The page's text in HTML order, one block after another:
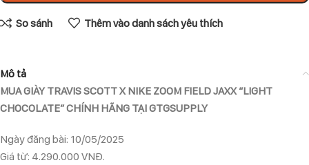
So sánh Thêm vào danh sách yêu thích
Mô tả
MUA GIÀY TRAVIS SCOTT X NIKE ZOOM FIELD JAXX “LIGHT
CHOCOLATE” CHÍNH HÃNG TẠI GTGSUPPLY
Ngày đăng bài: 10/05/2025
Giá từ: 4.290.000 VNĐ.